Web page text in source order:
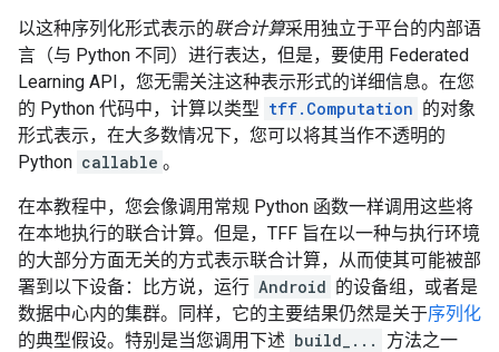
以这种序列化形式表示的联合计算采用独立于平台的内部语
言（与 Python 不同）进行表达，但是，要使用 Federated
Learning API，您无需关注这种表示形式的详细信息。在您
的 Python 代码中，计算以类型 tff.Computation 的对象
形式表示，在大多数情况下，您可以将其当作不透明的
Python callable 。
在本教程中，您会像调用常规 Python 函数一样调用这些将
在本地执行的联合计算。但是，TFF 旨在以一种与执行环境
的大部分方面无关的方式表示联合计算，从而使其可能被部
署到以下设备：比方说，运行 Android 的设备组，或者是
数据中心内的集群。同样，它的主要结果仍然是关于序列化
的典型假设。特别是当您调用下述 build_...
方法之一